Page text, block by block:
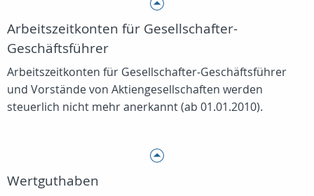
Arbeitszeitkonten für Gesellschafter-
Geschäftsführer
Arbeitszeitkonten für Gesellschafter-Geschäftsführer
und Vorstände von Aktiengesellschaften werden
steuerlich nicht mehr anerkannt (ab 01.01.2010).
Wertguthaben